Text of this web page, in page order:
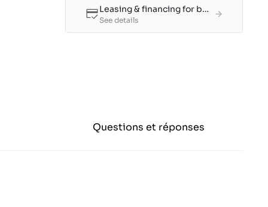
Leasing & financing for businesses
See details
Questions et réponses